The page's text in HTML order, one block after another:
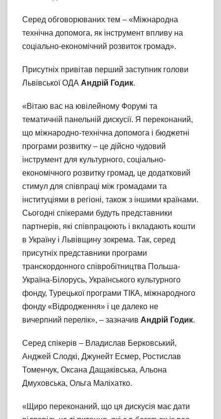
Серед обговорюваних тем – «Міжнародна
технічна допомога, як інструмент впливу на
соціально-економічний розвиток громад».
Присутніх привітав перший заступник голови
Львівської ОДА Андрій Годик.
«Вітаю вас на ювілейному Форумі та
тематичній панельній дискусії. Я переконаний,
що міжнародно-технічна допомога і бюджетні
програми розвитку – це дійсно чудовий
інструмент для культурного, соціально-
економічного розвитку громад, це додатковий
стимул для співпраці між громадами та
інституціями в регіоні, також з іншими країнами.
Сьогодні спікерами будуть представники
партнерів, які співпрацюють і вкладають кошти
в Україну і Львівщину зокрема. Так, серед
присутніх представники програми
транскордонного співробітництва Польша-
Україна-Білорусь, Українського культурного
фонду, Турецької програми ТІКА, міжнародного
фонду «Відродження» і це далеко не
вичерпний перелік», – зазначив Андрій Годик.
Серед спікерів – Владислав Берковський,
Анджей Слодкі, Джунейт Есмер, Ростислав
Томенчук, Оксана Дащаківська, Альона
Дмуховська, Ольга Маліхатко.
«Щиро переконаний, що ця дискусія має дати